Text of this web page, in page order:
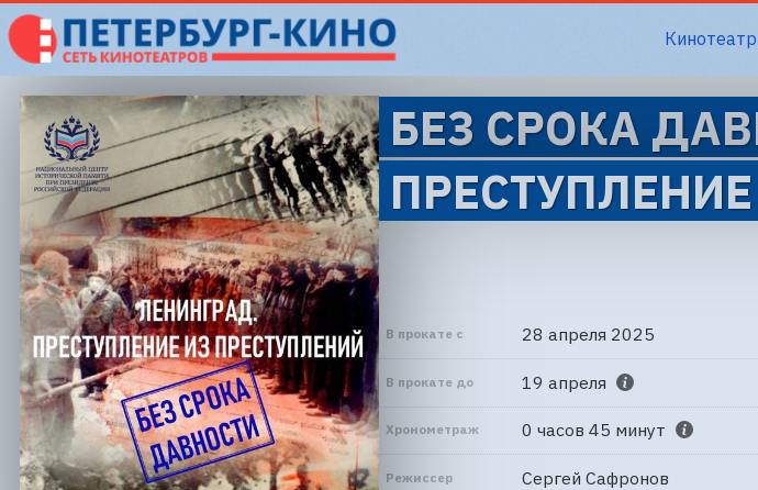
БЕЗ СРОКА
В прокате с 28 апреля 2025
В прокате до 19 апреля
Хронометраж 0 часов 45 минут
Режиссер Сергей Сафронов